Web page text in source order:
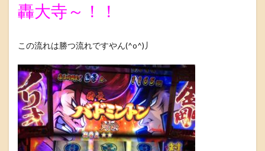
轟大寺～！！
この流れは勝つ流れですやん(^o^)丿